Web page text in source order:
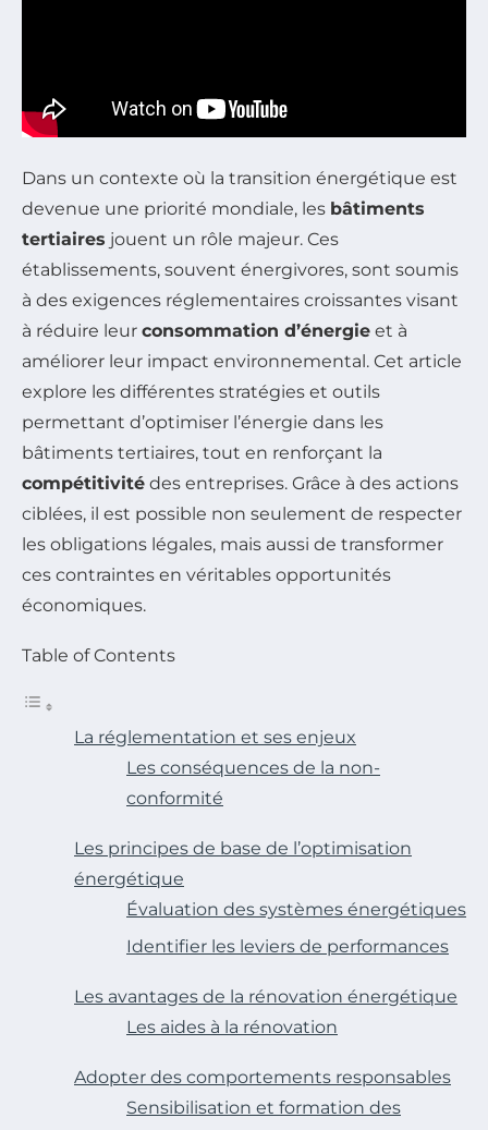
Dans un contexte où la transition énergétique est
devenue une priorité mondiale, les bâtiments
tertiaires jouent un rôle majeur. Ces
établissements, souvent énergivores, sont soumis
à des exigences réglementaires croissantes visant
à réduire leur consommation d’énergie et à
améliorer leur impact environnemental. Cet article
explore les différentes stratégies et outils
permettant d’optimiser l’énergie dans les
bâtiments tertiaires, tout en renforçant la
compétitivité des entreprises. Grâce à des actions
ciblées, il est possible non seulement de respecter
les obligations légales, mais aussi de transformer
ces contraintes en véritables opportunités
économiques.
Table of Contents
La réglementation et ses enjeux
Les conséquences de la non-
conformité
Les principes de base de l’optimisation
énergétique
Évaluation des systèmes énergétiques
Identifier les leviers de performances
Les avantages de la rénovation énergétique
Les aides à la rénovation
Adopter des comportements responsables
Sensibilisation et formation des